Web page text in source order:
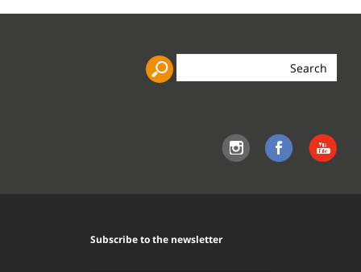
Search
Subscribe to the newsletter